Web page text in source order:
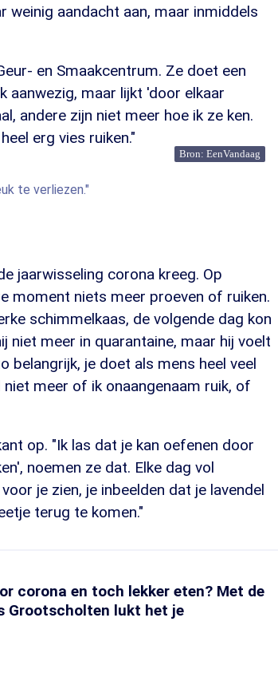
weinig aandacht aan, maar inmiddels
en Smaakcentrum. Ze doet een
aanwezig, maar lijkt 'door elkaar
andere zijn niet meer hoe ik ze ken.
erg vies ruiken."
Bron: EenVandaag
te verliezen."
jaarwisseling corona kreeg. Op
moment niets meer proeven of ruiken.
schimmelkaas, de volgende dag kon
niet meer in quarantaine, maar hij voelt
belangrijk, je doet als mens heel veel
meer of ik onaangenaam ruik, of
op. "Ik las dat je kan oefenen door
noemen ze dat. Elke dag vol
je zien, je inbeelden dat je lavendel
terug te komen."
corona en toch lekker eten? Met de
Grootscholten lukt het je